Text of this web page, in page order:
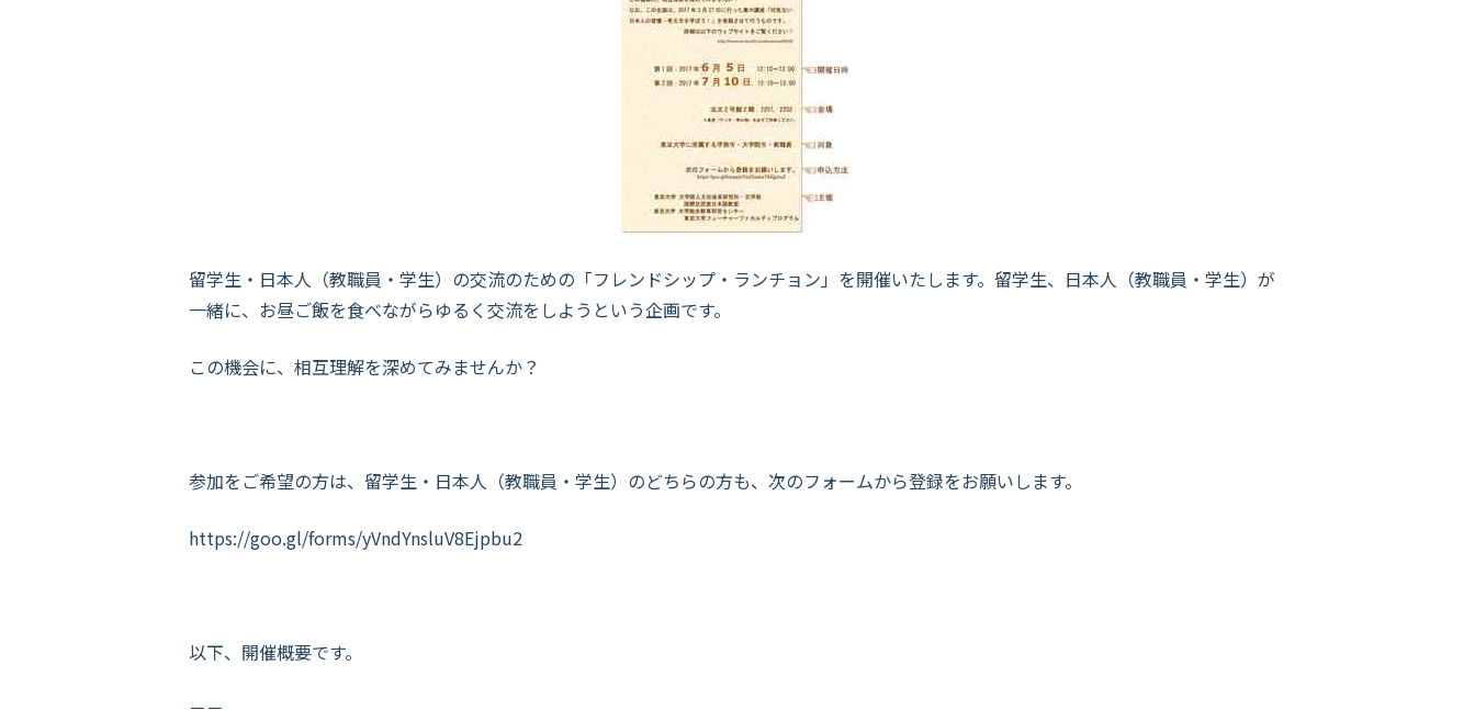
留学生・日本人（教職員・学生）の交流のための「フレンドシップ・ランチョン」を開催いたします。留学生、日本人（教職員・学生）が
一緒に、お昼ご飯を食べながらゆるく交流をしようという企画です。
この機会に、相互理解を深めてみませんか？
参加をご希望の方は、留学生・日本人（教職員・学生）のどちらの方も、次のフォームから登録をお願いします。
https://goo.gl/forms/yVndYnsluV8Ejpbu2
以下、開催概要です。